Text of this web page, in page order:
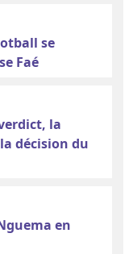
se
Faé
la
décision du
en